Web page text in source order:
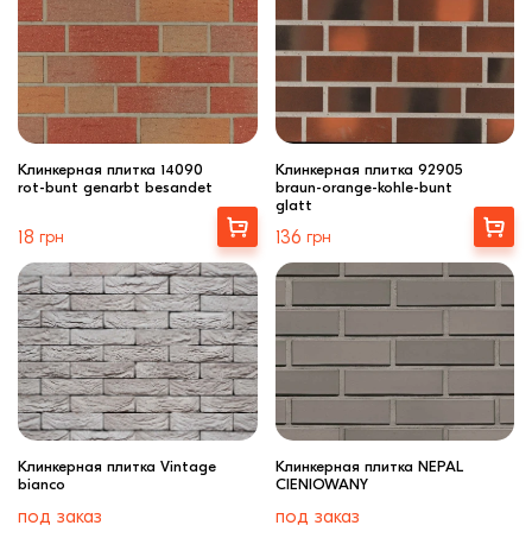
Клинкерная плитка 14090
rot-bunt genarbt besandet
18 грн
Выбрать
Клинкерная плитка 92905
braun-orange-kohle-bunt
glatt
136 грн
Выбрать
Клинкерная плитка Vintage
bianco
под заказ
Клинкерная плитка NEPAL
CIENIOWANY
под заказ